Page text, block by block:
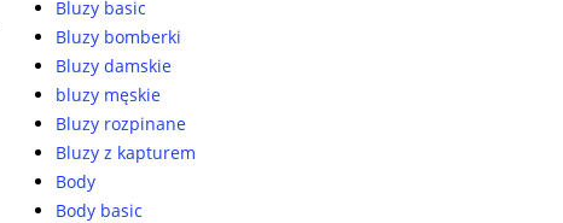
Bluzy basic
Bluzy bomberki
Bluzy damskie
bluzy męskie
Bluzy rozpinane
Bluzy z kapturem
Body
Body basic